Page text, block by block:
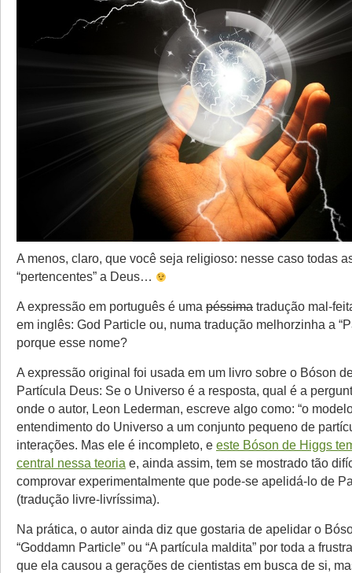
A menos, claro, que você seja religioso: nesse caso todas
“pertencentes” a Deus…
A expressão em português é uma péssima tradução mal-
em inglês: God Particle ou, numa tradução melhorzinha a
porque esse nome?
A expressão original foi usada em um livro sobre o Bóson
Partícula Deus: Se o Universo é a resposta, qual é a
onde o autor, Leon Lederman, escreve algo como: “o
entendimento do Universo a um conjunto pequeno de
interações. Mas ele é incompleto, e este Bóson de Higgs
central nessa teoria e, ainda assim, tem se mostrado tão
comprovar experimentalmente que pode-se apelidá-lo de
(tradução livre-livríssima).
Na prática, o autor ainda diz que gostaria de apelidar o
“Goddamn Particle” ou “A partícula maldita” por toda a
que ela causou a gerações de cientistas em busca de si,